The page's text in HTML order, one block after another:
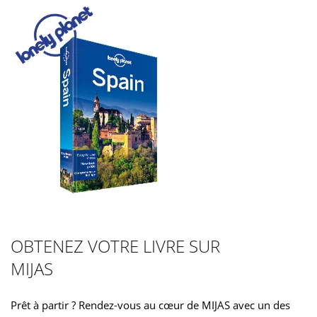
OBTENEZ VOTRE LIVRE SUR
MIJAS
Prêt à partir ? Rendez-vous au cœur de MIJAS avec un des